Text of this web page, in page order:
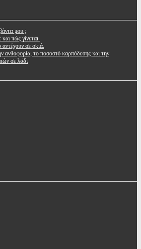
μου ;
πώς γίνεται.
σε σκιά.
ανθοφορία, το ποσοστό καρπόδεσης και την
σε λάδι